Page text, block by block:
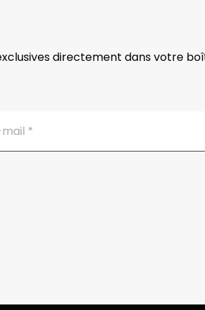
directement dans votre
*